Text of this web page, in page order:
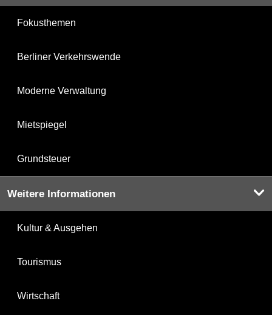
Fokusthemen
Berliner Verkehrswende
Moderne Verwaltung
Mietspiegel
Grundsteuer
Weitere Informationen
Kultur & Ausgehen
Tourismus
Wirtschaft